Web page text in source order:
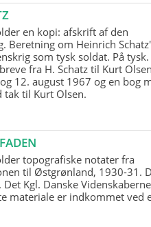
en kopi: afskrift af den
Beretning om Heinrich Schatz'
som tysk soldat. På tysk.
fra H. Schatz til Kurt
12. august 1967 og en bog
til Kurt Olsen.
topografiske notater fra
til Østgrønland, 1930-31.
Kgl. Danske
materiale er indkommet ved